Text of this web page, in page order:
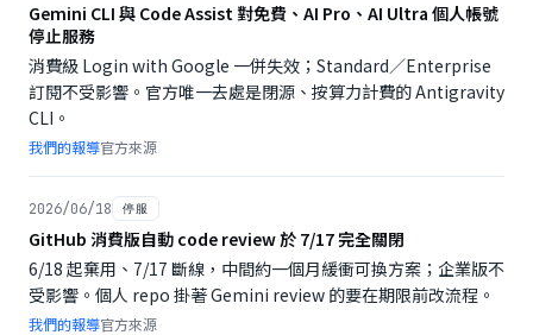
Gemini CLI 與 Code Assist 對免費、AI Pro、AI Ultra 個人帳號
停止服務
消費級 Login with Google 一併失效；Standard／Enterprise
訂閱不受影響。官方唯一去處是閉源、按算力計費的 Antigravity
CLI。
我們的報導官方來源
2026/06/18 停服
GitHub 消費版自動 code review 於 7/17 完全關閉
6/18 起棄用、7/17 斷線，中間約一個月緩衝可換方案；企業版不
受影響。個人 repo 掛著 Gemini review 的要在期限前改流程。
我們的報導官方來源